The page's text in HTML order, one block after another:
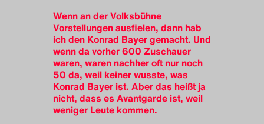
Wenn an der Volksbühne
Vorstellungen ausfielen, dann hab
ich den Konrad Bayer gemacht. Und
wenn da vorher 600 Zuschauer
waren, waren nachher oft nur noch
50 da, weil keiner wusste, was
Konrad Bayer ist. Aber das heißt ja
nicht, dass es Avantgarde ist, weil
weniger Leute kommen.